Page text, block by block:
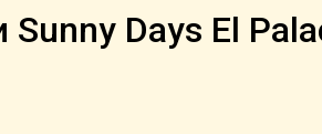
Days El